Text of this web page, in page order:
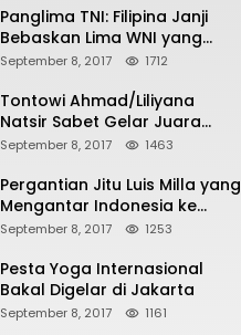
Panglima TNI: Filipina Janji
Bebaskan Lima WNI yang
Disandera Abu Sayyaf
September 8, 2017 1712
Tontowi Ahmad/Liliyana
Natsir Sabet Gelar Juara
Dunia Kedua
September 8, 2017 1463
Pergantian Jitu Luis Milla yang
Mengantar Indonesia ke
Semifinal
September 8, 2017 1253
Pesta Yoga Internasional
Bakal Digelar di Jakarta
September 8, 2017 1161